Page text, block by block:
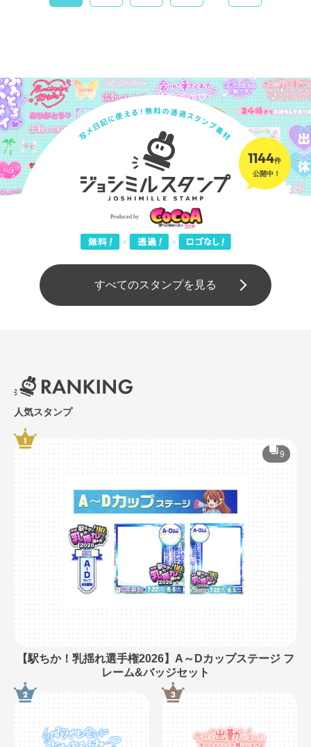
1144件
公開中！
すべてのスタンプを見る
人気スタンプ
9
【駅ちか！乳揺れ選手権2026】A～Dカップステージ フ
レーム&バッジセット